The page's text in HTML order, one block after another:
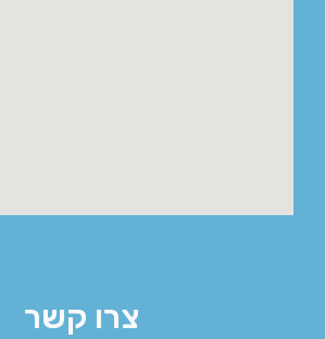
צרו קשר